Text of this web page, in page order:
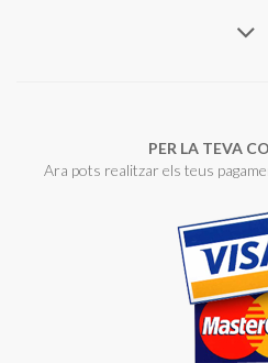
PER LA TEVA
Ara pots realitzar els teus